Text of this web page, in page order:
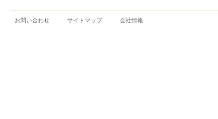
お問い合わせ サイトマップ 会社情報